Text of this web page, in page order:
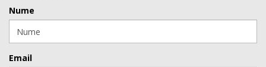
Nume
Email